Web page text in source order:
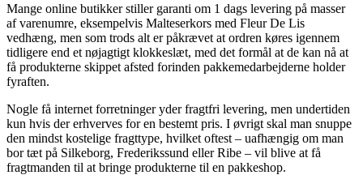
Mange online butikker stiller garanti om 1 dags levering på masser
af varenumre, eksempelvis Malteserkors med Fleur De Lis
vedhæng, men som trods alt er påkrævet at ordren køres igennem
tidligere end et nøjagtigt klokkeslæt, med det formål at de kan nå at
få produkterne skippet afsted forinden pakkemedarbejderne holder
fyraften.
Nogle få internet forretninger yder fragtfri levering, men undertiden
kun hvis der erhverves for en bestemt pris. I øvrigt skal man snuppe
den mindst kostelige fragttype, hvilket oftest – uafhængig om man
bor tæt på Silkeborg, Frederikssund eller Ribe – vil blive at få
fragtmanden til at bringe produkterne til en pakkeshop.